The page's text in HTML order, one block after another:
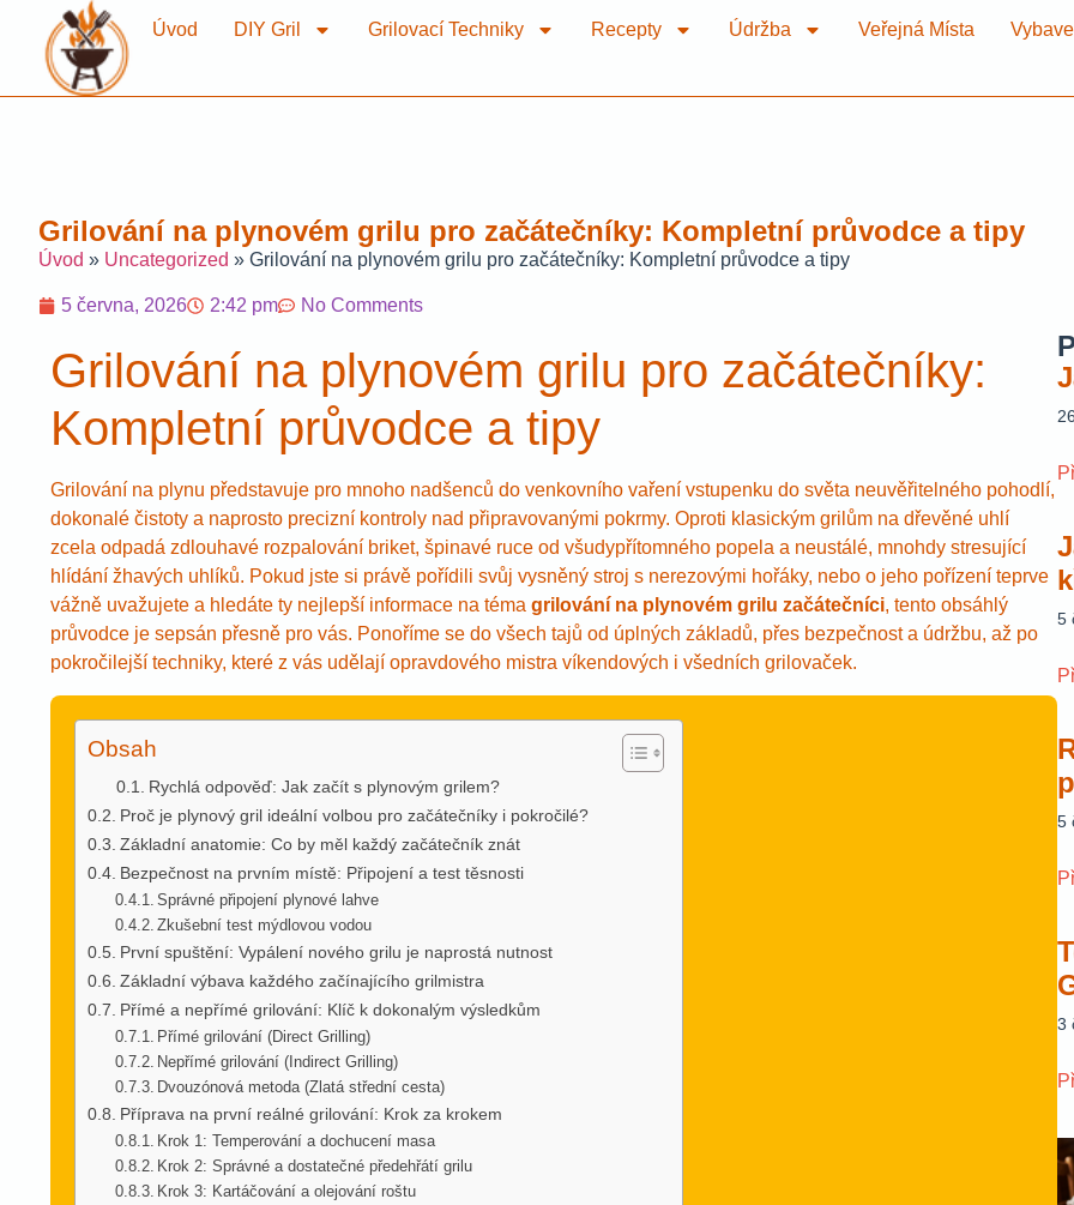
Úvod DIY Gril Grilovací Techniky Recepty Údržba Veřejná Místa
Grilování na plynovém grilu pro začátečníky: Kompletní průvodce a tipy
Úvod » Uncategorized » Grilování na plynovém grilu pro začátečníky: Kompletní průvodce a tipy
5 června, 2026 2:42 pm No Comments
Grilování na plynovém grilu pro začátečníky:
Kompletní průvodce a tipy
Grilování na plynu představuje pro mnoho nadšenců do venkovního vaření vstupenku do světa neuvěřitelného pohodlí,
dokonalé čistoty a naprosto precizní kontroly nad připravovanými pokrmy. Oproti klasickým grilům na dřevěné uhlí
zcela odpadá zdlouhavé rozpalování briket, špinavé ruce od všudypřítomného popela a neustálé, mnohdy stresující
hlídání žhavých uhlíků. Pokud jste si právě pořídili svůj vysněný stroj s nerezovými hořáky, nebo o jeho pořízení teprve
vážně uvažujete a hledáte ty nejlepší informace na téma grilování na plynovém grilu začátečníci, tento obsáhlý
průvodce je sepsán přesně pro vás. Ponoříme se do všech tajů od úplných základů, přes bezpečnost a údržbu, až po
pokročilejší techniky, které z vás udělají opravdového mistra víkendových i všedních grilovaček.
Obsah
Rychlá odpověď: Jak začít s plynovým grilem?
Proč je plynový gril ideální volbou pro začátečníky i pokročilé?
Základní anatomie: Co by měl každý začátečník znát
Bezpečnost na prvním místě: Připojení a test těsnosti
Správné připojení plynové lahve
Zkušební test mýdlovou vodou
První spuštění: Vypálení nového grilu je naprostá nutnost
Základní výbava každého začínajícího grilmistra
Přímé a nepřímé grilování: Klíč k dokonalým výsledkům
Přímé grilování (Direct Grilling)
Nepřímé grilování (Indirect Grilling)
Dvouzónová metoda (Zlatá střední cesta)
Příprava na první reálné grilování: Krok za krokem
Krok 1: Temperování a dochucení masa
Krok 2: Správné a dostatečné předehřátí grilu
Krok 3: Kartáčování a olejování roštu
5
5
3